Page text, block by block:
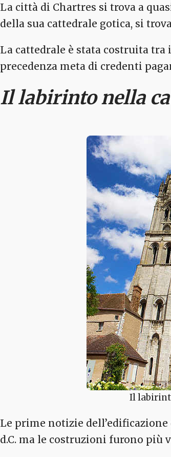
La città di Chartres si trova a
della sua cattedrale gotica, si
La cattedrale è stata costruita tra
precedenza meta di credenti
Il labirinto nella
Il
Le prime notizie
d.C. ma le costruzioni furono più